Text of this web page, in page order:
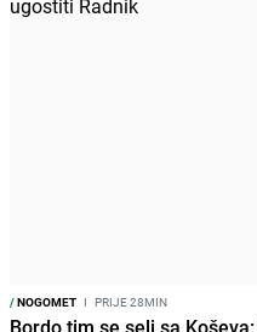
/NOGOMET I PRIJE 28MIN